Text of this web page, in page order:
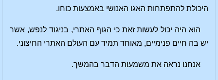
היכולת להתפתחות האגו האנושי באמצעות כוחו.
הוא היה יכול לעשות זאת כי הגוף האתרי, בניגוד לנפש, אשר
יש בה חיים פנימיים, מאוחד תמיד עם העולם האתרי החיצוני.
אנחנו נראה את משמעות הדבר בהמשך.